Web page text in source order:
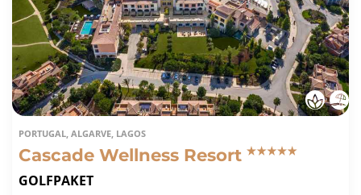
PORTUGAL, ALGARVE, LAGOS
Cascade Wellness Resort
GOLFPAKET